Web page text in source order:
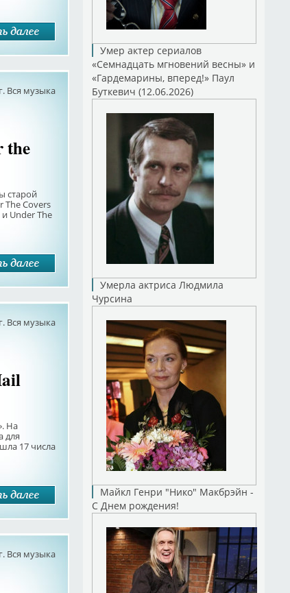
Вся музыка
the
старой
Covers
Under The
Вся музыка
На
для
17 числа
Вся музыка
Умер актер сериалов
«Семнадцать мгновений весны» и
«Гардемарины, вперед!» Паул
Буткевич (12.06.2026)
Умерла актриса Людмила
Чурсина
Майкл Генри "Нико" Макбрэйн -
С Днем рождения!